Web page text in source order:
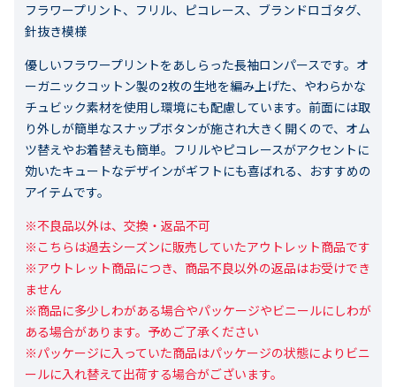
フラワープリント、フリル、ピコレース、ブランドロゴタグ、
針抜き模様
優しいフラワープリントをあしらった長袖ロンパースです。オ
ーガニックコットン製の2枚の生地を編み上げた、やわらかな
チュビック素材を使用し環境にも配慮しています。前面には取
り外しが簡単なスナップボタンが施され大きく開くので、オム
ツ替えやお着替えも簡単。フリルやピコレースがアクセントに
効いたキュートなデザインがギフトにも喜ばれる、おすすめの
アイテムです。
※不良品以外は、交換・返品不可
※こちらは過去シーズンに販売していたアウトレット商品です
※アウトレット商品につき、商品不良以外の返品はお受けでき
ません
※商品に多少しわがある場合やパッケージやビニールにしわが
ある場合があります。予めご了承ください
※パッケージに入っていた商品はパッケージの状態によりビニ
ールに入れ替えて出荷する場合がございます。